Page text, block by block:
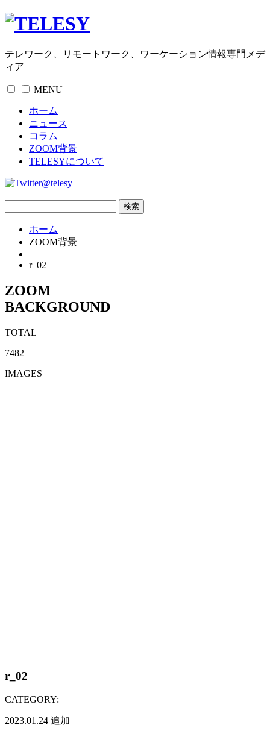
テレワーク、リモートワーク、ワーケーション情報専門メデ
ィア
MENU
ホーム
ニュース
コラム
ZOOM背景
TELESYについて
@telesy
ホーム
ZOOM背景
r_02
ZOOM
BACKGROUND
TOTAL
7482
IMAGES
r_02
CATEGORY:
2023.01.24 追加